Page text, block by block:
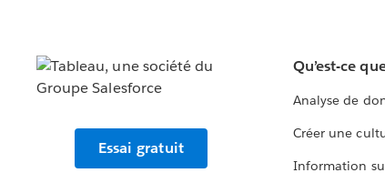
Essai gratuit
Qu’est-ce
Analyse de
Créer une
Information